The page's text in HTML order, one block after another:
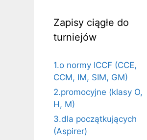
Zapisy ciągłe do
turniejów
1.o normy ICCF (CCE,
CCM, IM, SIM, GM)
2.promocyjne (klasy O,
H, M)
3.dla początkujących
(Aspirer)